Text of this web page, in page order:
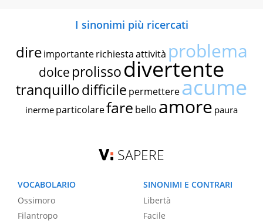
I sinonimi più ricercati
dire importante richiestaattività problema
dolce prolissodivertente
tranquillodifficile permettereacume
inerme particolarefare bello amore paura
SAPERE
VOCABOLARIO
Ossimoro
Filantropo
SINONIMI E CONTRARI
Libertà
Facile